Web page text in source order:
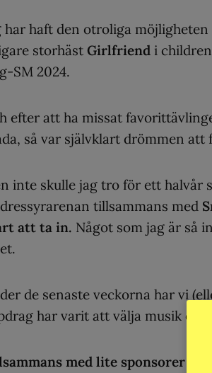
har haft den otroliga
storhäst Girlfriend i
SM 2024.
efter att ha missat
så var självklart drömmen att
inte skulle jag tro för ett halvår
tillsammans med
att ta in. Något som jag är så
de senaste veckorna har vi
har varit att välja musik och
med lite sponsorer